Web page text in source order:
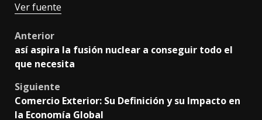
Ver fuente
Post
navigation
Anterior
así aspira la fusión nuclear a conseguir todo el
que necesita
Siguiente
Comercio Exterior: Su Definición y su Impacto en
la Economía Global